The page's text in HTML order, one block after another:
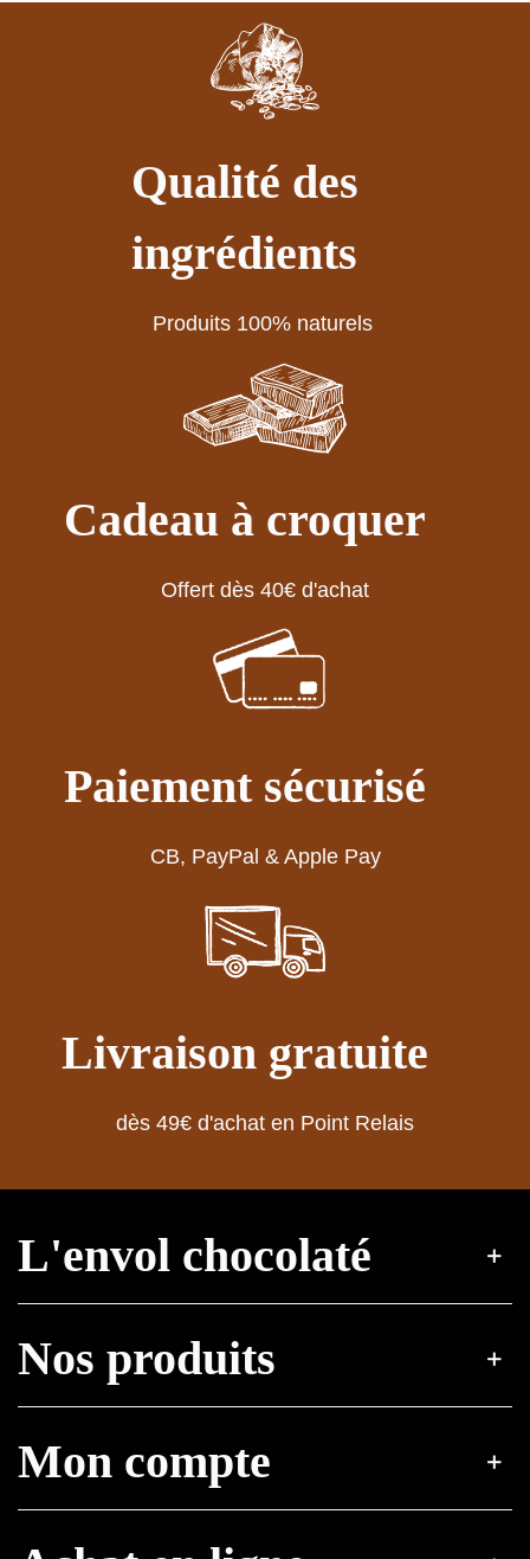
Qualité des
ingrédients
Produits 100% naturels
Cadeau à croquer
Offert dès 40€ d'achat
Paiement sécurisé
CB, PayPal & Apple Pay
Livraison gratuite
dès 49€ d'achat en Point Relais
L'envol chocolaté
Nos produits
Mon compte